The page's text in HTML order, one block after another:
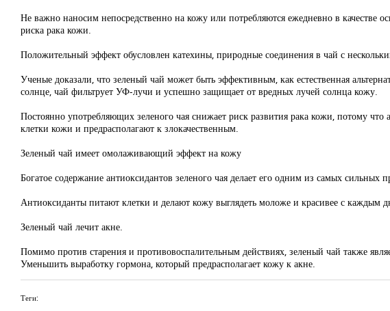
Не важно наносим непосредственно на кожу или потребляются ежедневно в качестве
риска рака кожи.
Положительный эффект обусловлен катехины, природные соединения в чай с
Ученые доказали, что зеленый чай может быть эффективным, как естественная
солнце, чай фильтрует УФ-лучи и успешно защищает от вредных лучей солнца кожу.
Постоянно употребляющих зеленого чая снижает риск развития рака кожи, потому
клетки кожи и предрасполагают к злокачественным.
Зеленый чай имеет омолаживающий эффект на кожу
Богатое содержание антиоксидантов зеленого чая делает его одним из самых сильных
Антиоксиданты питают клетки и делают кожу выглядеть моложе и красивее с каждым
Зеленый чай лечит акне.
Помимо против старения и противовоспалительным действиях, зеленый чай также
Уменьшить выработку гормона, который предрасполагает кожу к акне.
Теги: